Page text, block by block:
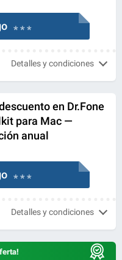
* * *
Detalles y condiciones
en Dr.Fone
para Mac —
anual
* * *
Detalles y condiciones